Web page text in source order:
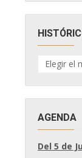
HISTÓRICO
DE
AGENDA
Del 5 de